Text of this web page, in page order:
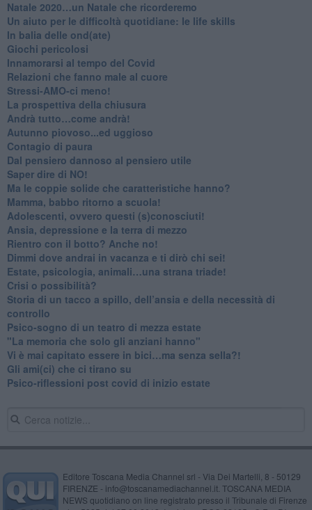
​Natale 2020…un Natale che ricorderemo
Un aiuto per le difficoltà quotidiane: le life skills
​In balia delle ond(ate)
Giochi pericolosi
Innamorarsi al tempo del Covid
​Relazioni che fanno male al cuore
​Stressi-AMO-ci meno!
​La prospettiva della chiusura
​Andrà tutto…come andrà!
Autunno piovoso...ed uggioso
​Contagio di paura
​Dal pensiero dannoso al pensiero utile
​Saper dire di NO!
​Ma le coppie solide che caratteristiche hanno?
​Mamma, babbo ritorno a scuola!
Adolescenti, ovvero questi (s)conosciuti!
Ansia, depressione e la terra di mezzo
​Rientro con il botto? Anche no!
Dimmi dove andrai in vacanza e ti dirò chi sei!
​Estate, psicologia, animali…una strana triade!
​Crisi o possibilità?
​Storia di un tacco a spillo, dell’ansia e della necessità di
controllo
​Psico-sogno di un teatro di mezza estate
"La memoria che solo gli anziani hanno"
​Vi è mai capitato essere in bici…ma senza sella?!
​Gli ami(ci) che ci tirano su
Psico-riflessioni post covid di inizio estate
Editore Toscana Media Channel srl - Via Dei Martelli, 8 - 50129
FIRENZE - info@toscanamediachannel.it. TOSCANA MEDIA
NEWS quotidiano on line registrato presso il Tribunale di Firenze